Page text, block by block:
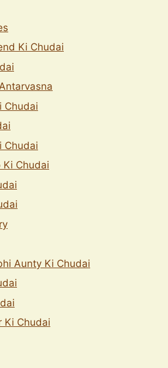
Ki Chudai
Chudai
Chudai
Ki Chudai
Aunty Ki Chudai
Ki Chudai